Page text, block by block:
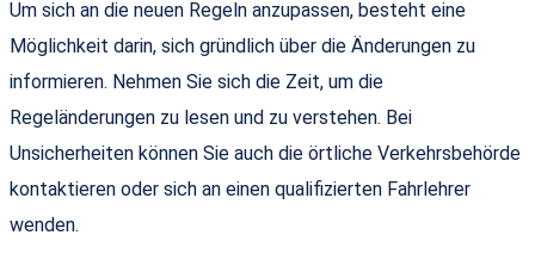
Um sich an die neuen Regeln anzupassen, besteht eine
Möglichkeit darin, sich gründlich über die Änderungen zu
informieren. Nehmen Sie sich die Zeit, um die
Regeländerungen zu lesen und zu verstehen. Bei
Unsicherheiten können Sie auch die örtliche Verkehrsbehörde
kontaktieren oder sich an einen qualifizierten Fahrlehrer
wenden.